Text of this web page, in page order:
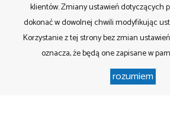
Mieszkaniana wynajem
Domyna wynajem
Działkina wynajem
na wynajem
Halena wynajem
na sprzedaż
klientów. Zmiany ustawień dotyczących
dokonać w dowolnej chwili modyfikując
Korzystanie z tej strony bez zmian
oznacza, że będą one zapisane w
rozumiem